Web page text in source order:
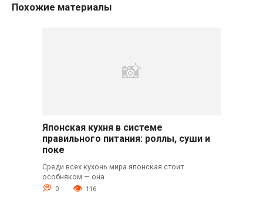
Похожие материалы
Японская кухня в системе
правильного питания: роллы, суши и
поке
Среди всех кухонь мира японская стоит
особняком — она
0 116